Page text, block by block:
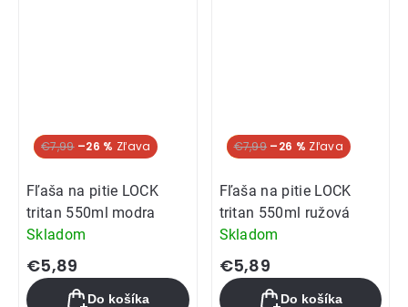
Akcia
€7,99 –26 %
Fľaša na pitie LOCK
tritan 550ml modra
Skladom
€5,89
Do košíka
Akcia
€7,99 –26 %
Fľaša na pitie LOCK
tritan 550ml ružová
Skladom
€5,89
Do košíka